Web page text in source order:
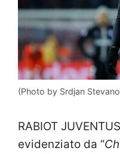
(Photo by Srdjan
RABIOT
evidenziato da “